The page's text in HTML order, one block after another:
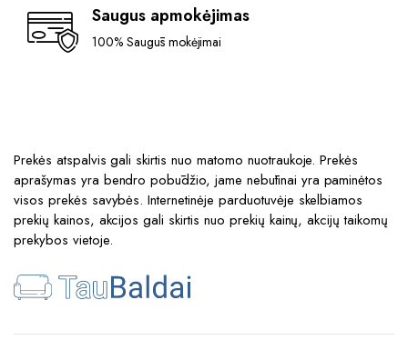
Saugus apmokėjimas
100% Saugūs mokėjimai
Prekės atspalvis gali skirtis nuo matomo nuotraukoje. Prekės
aprašymas yra bendro pobūdžio, jame nebūtinai yra paminėtos
visos prekės savybės. Internetinėje parduotuvėje skelbiamos
prekių kainos, akcijos gali skirtis nuo prekių kainų, akcijų taikomų
prekybos vietoje.